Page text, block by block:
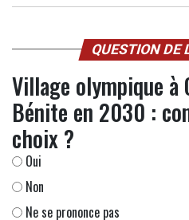
QUESTION DE
Village olympique
Bénite en 2030 :
choix ?
Oui
Non
Ne se prononce pas